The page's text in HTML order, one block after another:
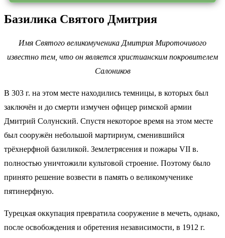
Базилика Святого Дмитрия
Имя Святого великомученика Дмитрия Мироточивого
известно тем, что он является христианским покровителем
Салоников
В 303 г. на этом месте находились темницы, в которых был
заключён и до смерти измучен офицер римской армии
Дмитрий Солунский. Спустя некоторое время на этом месте
был сооружён небольшой мартириум, сменившийся
трёхнерфной базиликой. Землетрясения и пожары VII в.
полностью уничтожили культовой строение. Поэтому было
принято решение возвести в память о великомученике
пятинерфную.
Турецкая оккупация превратила сооружение в мечеть, однако,
после освобождения и обретения независимости, в 1912 г.